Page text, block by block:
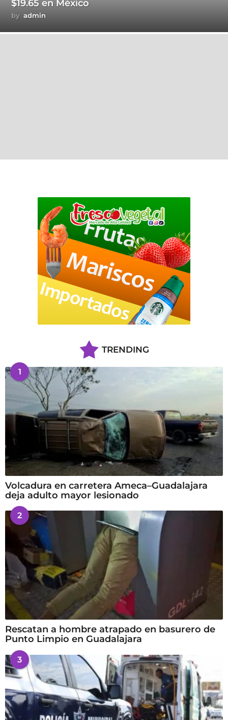
$19.65 en México
by admin
TRENDING
1
Volcadura en carretera Ameca–Guadalajara
deja adulto mayor lesionado
2
Rescatan a hombre atrapado en basurero de
Punto Limpio en Guadalajara
3